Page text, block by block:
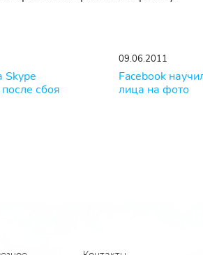
Skype
сбоя
09.06.2011
Facebook
лица на фото